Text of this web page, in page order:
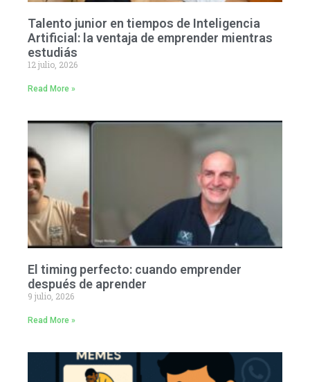
Talento junior en tiempos de Inteligencia
Artificial: la ventaja de emprender mientras
estudiás
12 julio, 2026
Read More »
El timing perfecto: cuando emprender
después de aprender
9 julio, 2026
Read More »